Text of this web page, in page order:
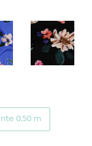
0,50 m